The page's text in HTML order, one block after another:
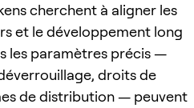
cherchent à aligner les
et le développement long
les paramètres précis —
droits de
de distribution — peuvent